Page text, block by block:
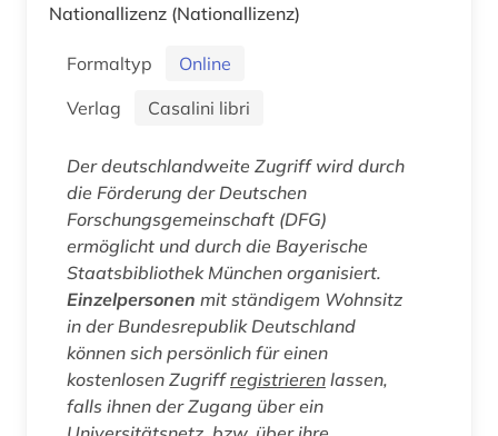
Nationallizenz (Nationallizenz)
Formaltyp
Online
Verlag
Casalini libri
Der deutschlandweite Zugriff wird durch
die Förderung der Deutschen
Forschungsgemeinschaft (DFG)
ermöglicht und durch die Bayerische
Staatsbibliothek München organisiert.
Einzelpersonen mit ständigem Wohnsitz
in der Bundesrepublik Deutschland
können sich persönlich für einen
kostenlosen Zugriffregistrieren lassen,
falls ihnen der Zugang über ein